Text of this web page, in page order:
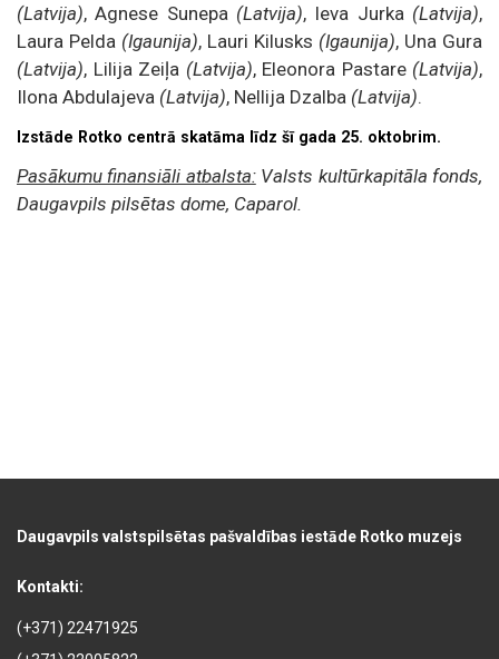
(Latvija), Agnese Sunepa (Latvija), Ieva Jurka (Latvija),
Laura Pelda (Igaunija), Lauri Kilusks (Igaunija), Una Gura
(Latvija), Lilija Zeiļa (Latvija), Eleonora Pastare (Latvija),
Ilona Abdulajeva (Latvija), Nellija Dzalba (Latvija).
Izstāde Rotko centrā skatāma līdz šī gada 25. oktobrim.
Pasākumu finansiāli atbalsta:Valsts kultūrkapitāla fonds,
Daugavpils pilsētas dome, Caparol.
Daugavpils valstspilsētas pašvaldības iestāde Rotko muzejs
Kontakti:
(+371) 22471925